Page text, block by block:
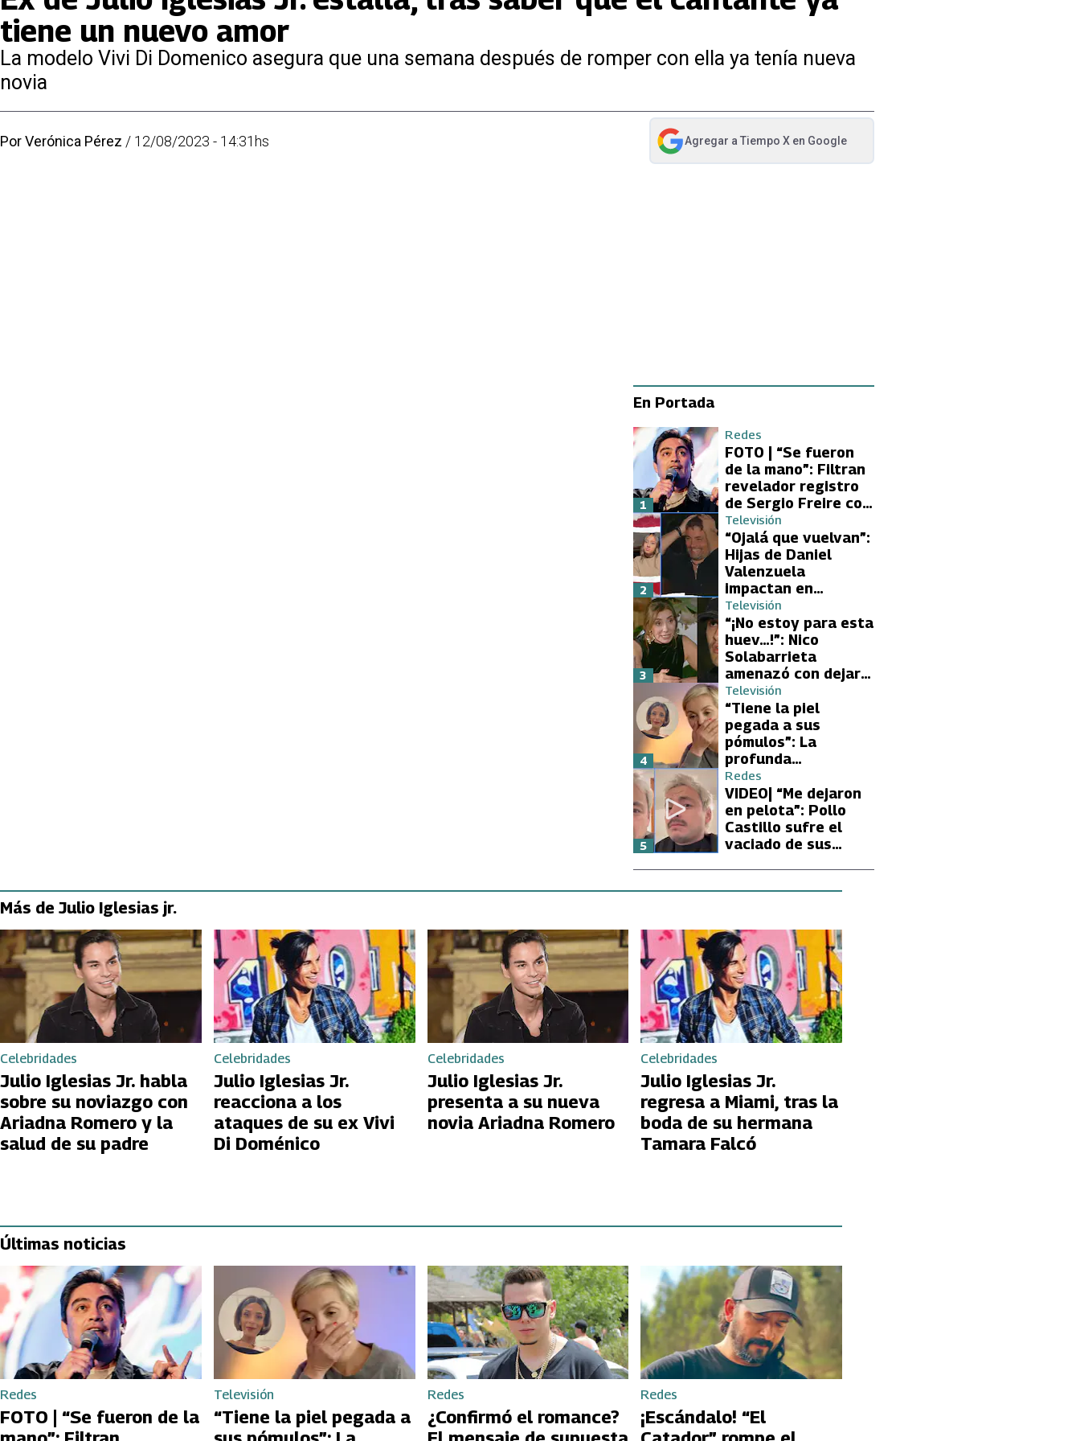
tiene un nuevo amor
La modelo Vivi Di Domenico asegura que una semana después de romper con ella ya tenía nueva
novia
PorVerónica Pérez / 12/08/2023 - 14:31hs Agregar a Tiempo Xen Google
abre en nueva pestaña
En Portada
Redes
FOTO | “Se fueron
de la mano”: Filtran
revelador registro
de Sergio Freire con
supuesta nueva
conquista
1
Televisión
“Ojalá que vuelvan”:
Hijas de Daniel
Valenzuela
impactan en
Volverías con tu Ex
2 con directa
petición a su papá
sobre Yamila Reyna
2
Televisión
“¡No estoy para esta
huev…!”: Nico
Solabarrieta
amenazó con dejar
Volverías con tu Ex
tras encontrón con
Carmen Gloria
Arroyo
3
Televisión
“Tiene la piel
pegada a sus
pómulos”: La
profunda
preocupación de
Fran García-
Huidobro por la
extrema delgadez
de Kathy Orellana
4
Redes
VIDEO| “Me dejaron
en pelota”: Pollo
Castillo sufre el
vaciado de sus
5
Más de Julio Iglesias jr.
Celebridades
Julio Iglesias Jr. habla
sobre su noviazgo con
Ariadna Romero y la
salud de su padre
Celebridades
Julio Iglesias Jr.
reacciona a los
ataques de su ex Vivi
Di Doménico
Celebridades
Julio Iglesias Jr.
presenta a su nueva
novia Ariadna Romero
Celebridades
Julio Iglesias Jr.
regresa a Miami, tras la
boda de su hermana
Tamara Falcó
Últimas noticias
Redes
FOTO | “Se fueron de la
Televisión
“Tiene la piel pegada a
Redes
¿Confirmó el romance?
Redes
¡Escándalo! “El